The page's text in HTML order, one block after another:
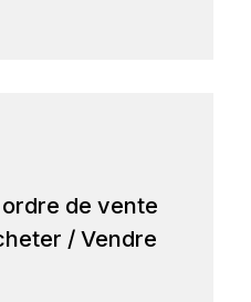
de vente
/ Vendre